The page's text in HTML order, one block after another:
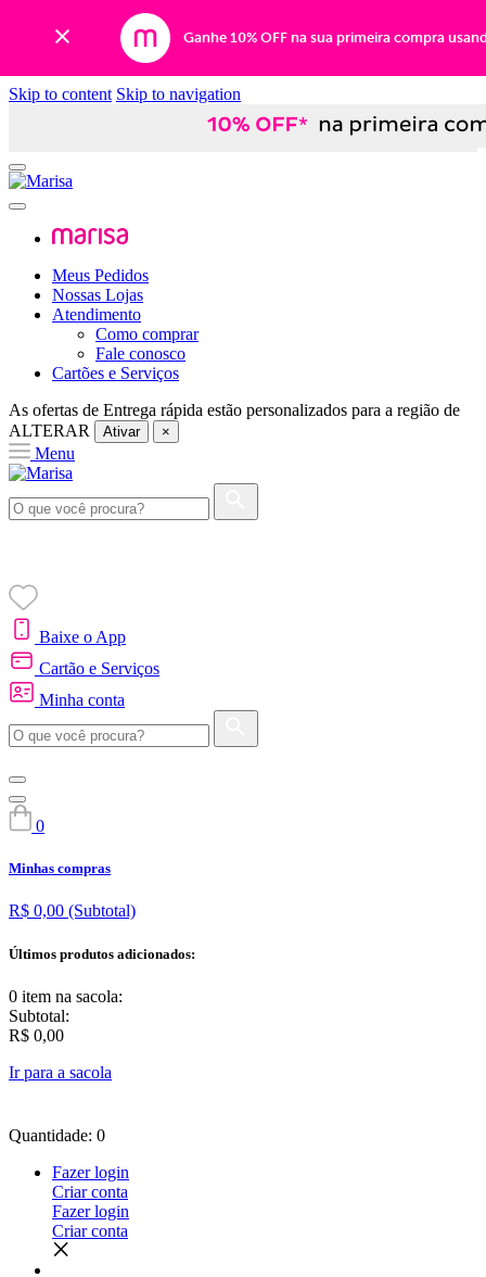
Ganhe 10% OFF na sua primeira compra
Skip to content Skip to navigation
Meus Pedidos
Nossas Lojas
Atendimento
Como comprar
Fale conosco
Cartões e Serviços
As ofertas de Entrega rápida estão personalizados para a região de
ALTERAR
Ativar ×
Menu
Baixe o App
Cartão e Serviços
Minha conta
0
Minhas compras
R$ 0,00 (Subtotal)
Últimos produtos adicionados:
0 item na sacola:
Subtotal:
R$ 0,00
Ir para a sacola
Quantidade: 0
Fazer login
Criar conta
Fazer login
Criar conta